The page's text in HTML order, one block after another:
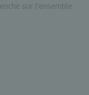
sur l'ensemble